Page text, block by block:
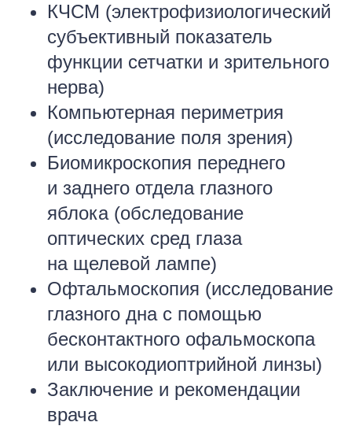
КЧСМ (электрофизиологический
субъективный показатель
функции сетчатки и зрительного
нерва)
Компьютерная периметрия
(исследование поля зрения)
Биомикроскопия переднего
и заднего отдела глазного
яблока (обследование
оптических сред глаза
на щелевой лампе)
Офтальмоскопия (исследование
глазного дна с помощью
бесконтактного офальмоскопа
или высокодиоптрийной линзы)
Заключение и рекомендации
врача